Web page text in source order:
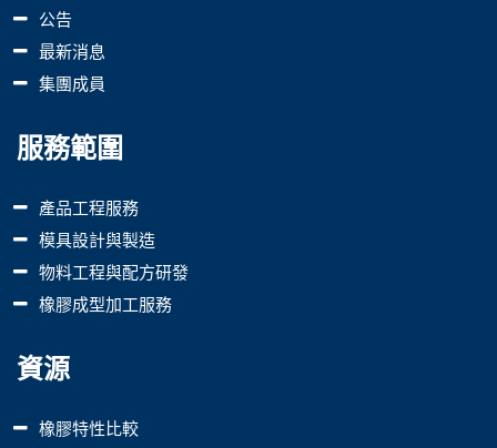
公告
最新消息
集團成員
服務範圍
產品工程服務
模具設計與製造
物料工程與配方研發
橡膠成型加工服務
資源
橡膠特性比較